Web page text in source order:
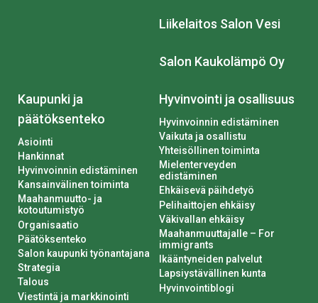
Liikelaitos Salon Vesi
Salon Kaukolämpö Oy
Kaupunki ja
päätöksenteko
Asiointi
Hankinnat
Hyvinvoinnin edistäminen
Kansainvälinen toiminta
Maahanmuutto- ja
kotoutumistyö
Organisaatio
Päätöksenteko
Salon kaupunki työnantajana
Strategia
Talous
Viestintä ja markkinointi
Hyvinvointi ja osallisuus
Hyvinvoinnin edistäminen
Vaikuta ja osallistu
Yhteisöllinen toiminta
Mielenterveyden
edistäminen
Ehkäisevä päihdetyö
Pelihaittojen ehkäisy
Väkivallan ehkäisy
Maahanmuuttajalle – For
immigrants
Ikääntyneiden palvelut
Lapsiystävällinen kunta
Hyvinvointiblogi